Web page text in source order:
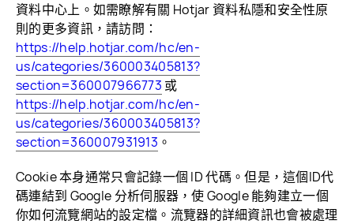
資料中心上。如需瞭解有關 Hotjar 資料私隱和安全性原
則的更多資訊，請訪問：
https://help.hotjar.com/hc/en-
us/categories/360003405813?
section=360007966773 或
https://help.hotjar.com/hc/en-
us/categories/360003405813?
section=360007931913 。
Cookie 本身通常只會記錄一個 ID 代碼。但是，這個ID代
碼連結到 Google 分析伺服器，使 Google 能夠建立一個
你如何流覽網站的設定檔。流覽器的詳細資訊也會被處理